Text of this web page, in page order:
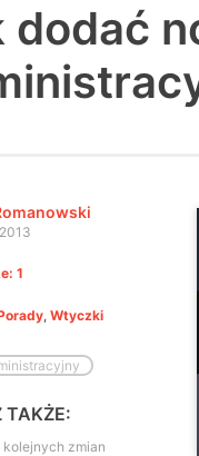
dodać
1
, Wtyczki
TAKŻE:
zmian